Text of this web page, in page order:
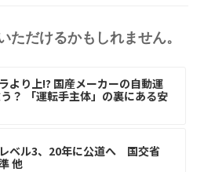
ただけるかもしれません。
より上!? 国産メーカーの自動運
？ 「運転手主体」の裏にある安
ベル3、20年に公道へ 国交省
他